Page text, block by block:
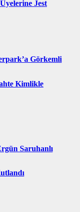
Jest
Görkemli
Kimlikle
Saruhanlı